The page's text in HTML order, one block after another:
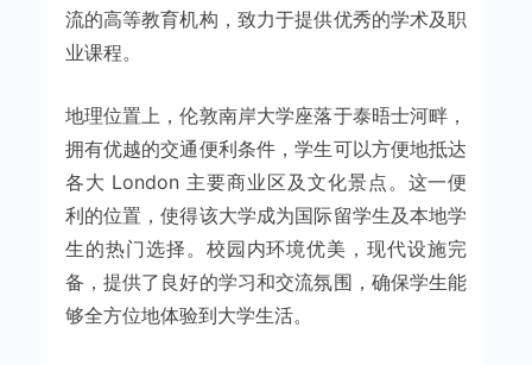
流的高等教育机构，致力于提供优秀的学术及职
业课程。
地理位置上，伦敦南岸大学座落于泰晤士河畔，
拥有优越的交通便利条件，学生可以方便地抵达
各大 London 主要商业区及文化景点。这一便
利的位置，使得该大学成为国际留学生及本地学
生的热门选择。校园内环境优美，现代设施完
备，提供了良好的学习和交流氛围，确保学生能
够全方位地体验到大学生活。